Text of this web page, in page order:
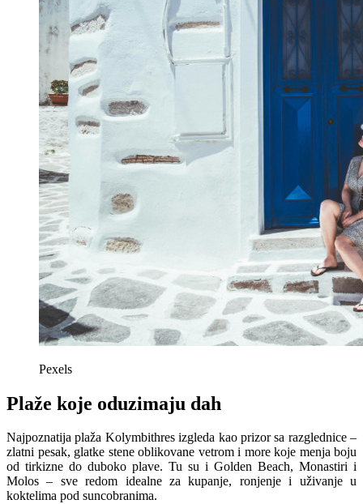
Pexels
Plaže koje oduzimaju dah
Najpoznatija plaža Kolymbithres izgleda kao prizor sa razglednice –
zlatni pesak, glatke stene oblikovane vetrom i more koje menja boju
od tirkizne do duboko plave. Tu su i Golden Beach, Monastiri i
Molos – sve redom idealne za kupanje, ronjenje i uživanje u
koktelima pod suncobranima.